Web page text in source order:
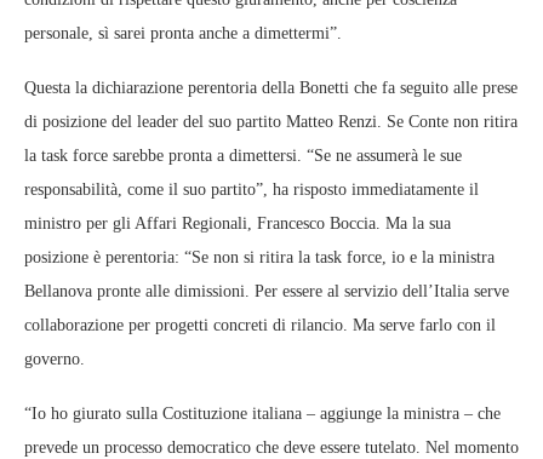
personale, sì sarei pronta anche a dimettermi”.
Questa la dichiarazione perentoria della Bonetti che fa seguito alle prese
di posizione del leader del suo partito Matteo Renzi. Se Conte non ritira
la task force sarebbe pronta a dimettersi. “Se ne assumerà le sue
responsabilità, come il suo partito”, ha risposto immediatamente il
ministro per gli Affari Regionali, Francesco Boccia. Ma la sua
posizione è perentoria: “Se non si ritira la task force, io e la ministra
Bellanova pronte alle dimissioni. Per essere al servizio dell’Italia serve
collaborazione per progetti concreti di rilancio. Ma serve farlo con il
governo.
“Io ho giurato sulla Costituzione italiana – aggiunge la ministra – che
prevede un processo democratico che deve essere tutelato. Nel momento